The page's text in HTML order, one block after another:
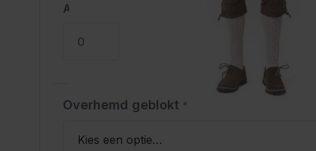
Aantal
Overhemd geblokt *